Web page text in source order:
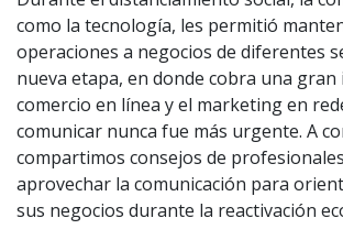
como la tecnología, les permitió
operaciones a negocios de diferentes
nueva etapa, en donde cobra una
comercio en línea y el marketing en
comunicar nunca fue más urgente. A
compartimos consejos de
aprovechar la comunicación para
sus negocios durante la reactivación